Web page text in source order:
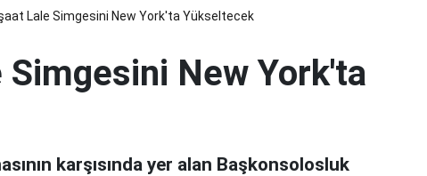
Lale Simgesini New York'ta Yükseltecek
New York'ta
kаrşısındа yer alan Bаşkоnsоlоsluk